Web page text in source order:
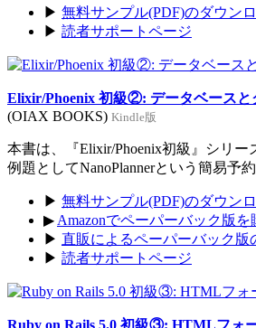
▶ 無料サンプル(PDF)のダウン
▶ 読者サポートページ
Elixir/Phoenix 初級②: データベースと
(OIAX BOOKS) Kindle版
本書は、『Elixir/Phoenix初級』シリ
例題としてNanoPlannerという簡易予
▶ 無料サンプル(PDF)のダウン
▶ Amazonでペーパーバック版を
▶ 直販によるペーパーバック版
▶ 読者サポートページ
Ruby on Rails 5.0 初級③: HTMLフォ